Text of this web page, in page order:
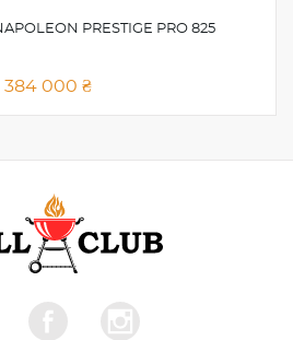
PRESTIGE PRO 825
384 000 ₴